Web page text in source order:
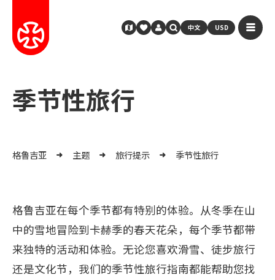
中文 USD
季节性旅行
格鲁吉亚 主题 旅行提示 季节性旅行
格鲁吉亚在每个季节都有特别的体验。从冬季在山
中的雪地冒险到卡赫季的春天花朵，每个季节都带
来独特的活动和体验。无论您喜欢滑雪、徒步旅行
还是文化节，我们的季节性旅行指南都能帮助您找